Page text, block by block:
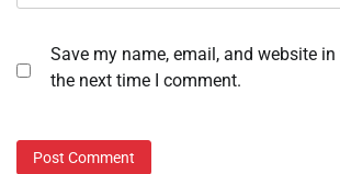
Save my name, email, and website
the next time I comment.